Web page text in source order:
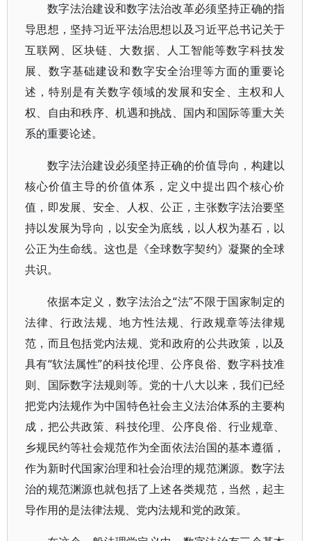
数字法治建设和数字法治改革必须坚持正确的指
导思想，坚持习近平法治思想以及习近平总书记关于
互联网、区块链、大数据、人工智能等数字科技发
展、数字基础建设和数字安全治理等方面的重要论
述，特别是有关数字领域的发展和安全、主权和人
权、自由和秩序、机遇和挑战、国内和国际等重大关
系的重要论述。
数字法治建设必须坚持正确的价值导向，构建以
核心价值主导的价值体系，定义中提出四个核心价
值，即发展、安全、人权、公正，主张数字法治要坚
持以发展为导向，以安全为底线，以人权为基石，以
公正为生命线。这也是《全球数字契约》凝聚的全球
共识。
依据本定义，数字法治之“法”不限于国家制定的
法律、行政法规、地方性法规、行政规章等法律规
范，而且包括党内法规、党和政府的公共政策，以及
具有“软法属性”的科技伦理、公序良俗、数字科技准
则、国际数字法规则等。党的十八大以来，我们已经
把党内法规作为中国特色社会主义法治体系的主要构
成，把公共政策、科技伦理、公序良俗、行业规章、
乡规民约等社会规范作为全面依法治国的基本遵循，
作为新时代国家治理和社会治理的规范渊源。数字法
治的规范渊源也就包括了上述各类规范，当然，起主
导作用的是法律法规、党内法规和党的政策。